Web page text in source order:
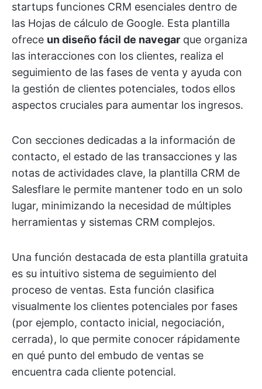
startups funciones CRM esenciales dentro de
las Hojas de cálculo de Google. Esta plantilla
ofrece un diseño fácil de navegar que organiza
las interacciones con los clientes, realiza el
seguimiento de las fases de venta y ayuda con
la gestión de clientes potenciales, todos ellos
aspectos cruciales para aumentar los ingresos.
Con secciones dedicadas a la información de
contacto, el estado de las transacciones y las
notas de actividades clave, la plantilla CRM de
Salesflare le permite mantener todo en un solo
lugar, minimizando la necesidad de múltiples
herramientas y sistemas CRM complejos.
Una función destacada de esta plantilla gratuita
es su intuitivo sistema de seguimiento del
proceso de ventas. Esta función clasifica
visualmente los clientes potenciales por fases
(por ejemplo, contacto inicial, negociación,
cerrada), lo que permite conocer rápidamente
en qué punto del embudo de ventas se
encuentra cada cliente potencial.